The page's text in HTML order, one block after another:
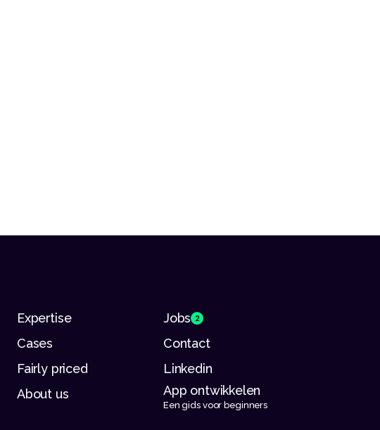
Expertise
Cases
Fairly priced
About us
Jobs 2
Contact
Linkedin
App ontwikkelen
Een gids voor beginners